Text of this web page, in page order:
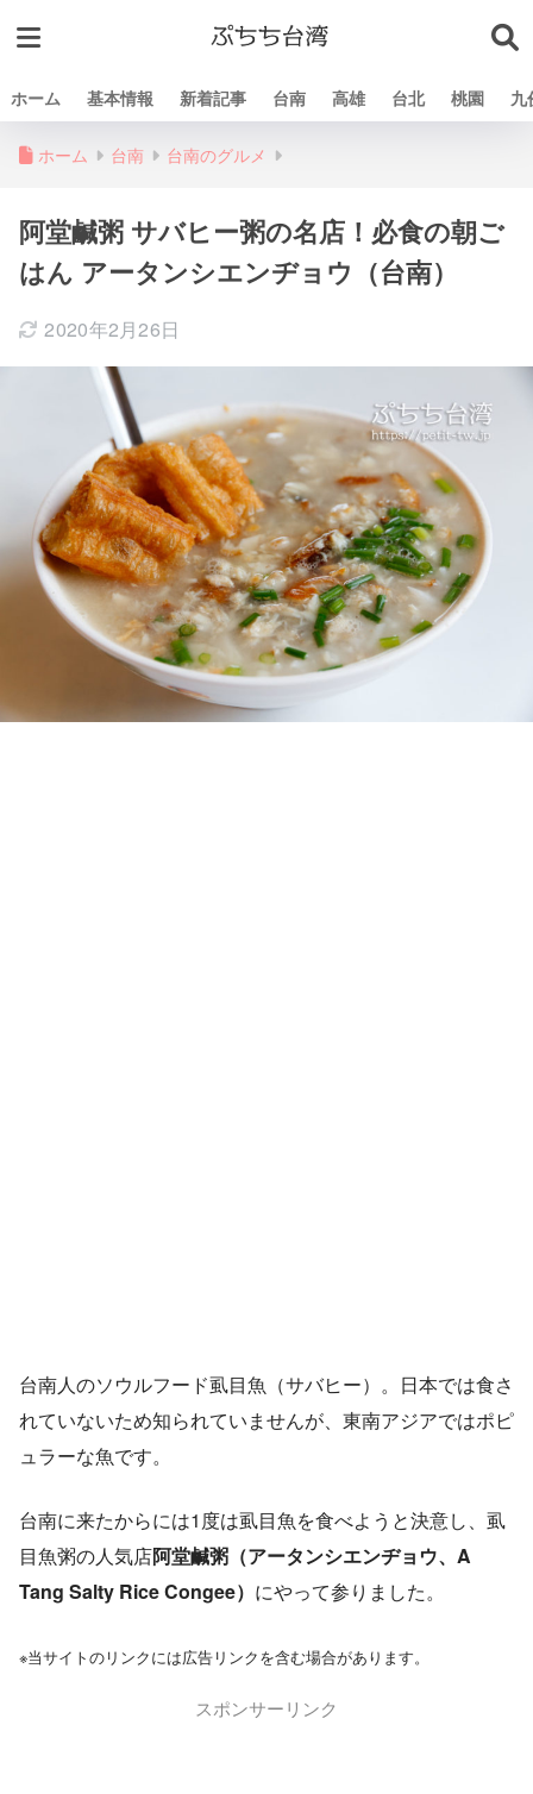
ホーム 基本情報 新着記事 台南 高雄 台北 桃園 九
ホーム 台南 台南のグルメ
阿堂鹹粥 サバヒー粥の名店！必食の朝ご
はん アータンシエンヂョウ（台南）
2020年2月26日
台南人のソウルフード虱目魚（サバヒー）。日本では食さ
れていないため知られていませんが、東南アジアではポピ
ュラーな魚です。
台南に来たからには1度は虱目魚を食べようと決意し、虱
目魚粥の人気店阿堂鹹粥（アータンシエンヂョウ、A
Tang Salty Rice Congee） にやって参りました。
※当サイトのリンクには広告リンクを含む場合があります。
スポンサーリンク